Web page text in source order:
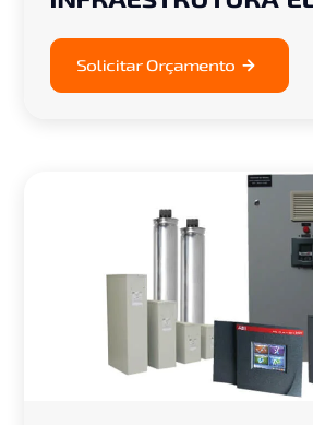
Solicitar Orçamento